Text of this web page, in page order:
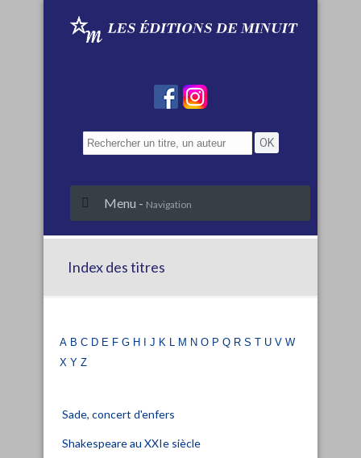
Menu - Navigation
Index des titres
a b c d e fg h i j k l m no p q rs t uvw
x yz
Sade, concert d'enfers
Shakespeare au XXIe siècle